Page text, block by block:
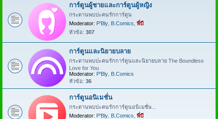
การ์ตูนผู้ชายและการ์ตูนผู้หญิง
กระดานพบปะคนรักการ์ตูน
Moderator: P'Bly B.Comics พี่บี
หัวข้อ: 307
การ์ตูนและนิยายบลาย
กระดานพบปะคนรักการ์ตูนและนิยายบลาย The Boundless
Love for You
Moderator: P'Bly B.Comics
หัวข้อ: 36
การ์ตูนอนิเมชั่น
กระดานพบปะคนรักการ์ตูนอนิเมชั่น...
Moderator: P'Bly B.Comics พี่บี